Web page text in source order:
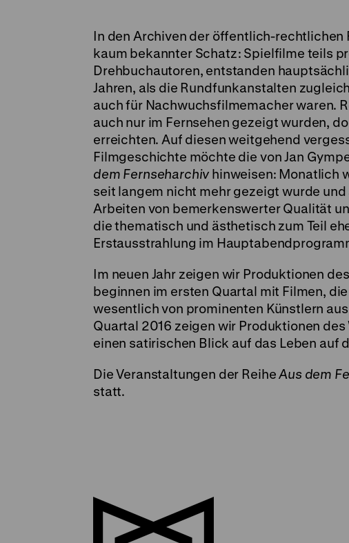
In den Archiven der öffentlich-rechtlichen
kaum bekannter Schatz: Spielfilme teils
Drehbuchautoren, entstanden
Jahren, als die Rundfunkanstalten
auch für Nachwuchsfilmemacher waren.
auch nur im Fernsehen gezeigt wurden,
erreichten. Auf diesen weitgehend
Filmgeschichte möchte die von Jan
dem Fernseharchiv hinweisen: Monatlich
seit langem nicht mehr gezeigt wurde
Arbeiten von bemerkenswerter Qualität
die thematisch und ästhetisch zum Teil
Erstausstrahlung im
Im neuen Jahr zeigen wir Produktionen
beginnen im ersten Quartal mit Filmen,
wesentlich von prominenten Künstlern
Quartal 2016 zeigen wir Produktionen
einen satirischen Blick auf das Leben auf
Die Veranstaltungen der ReiheAus dem
statt.